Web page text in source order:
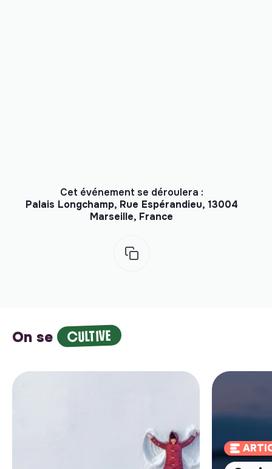
Cet événement se déroulera :
Palais Longchamp, Rue Espérandieu, 13004
Marseille, France
On se CULTIVE